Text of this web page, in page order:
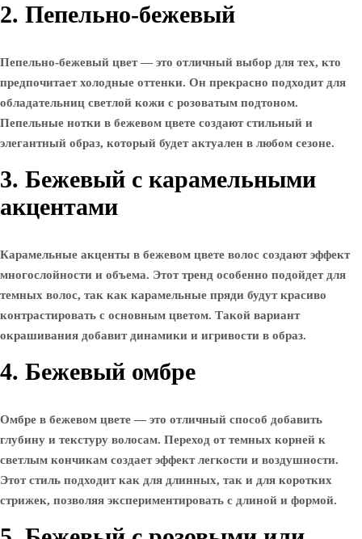
2. Пепельно-бежевый
Пепельно-бежевый цвет — это отличный выбор для тех, кто
предпочитает холодные оттенки. Он прекрасно подходит для
обладательниц светлой кожи с розоватым подтоном.
Пепельные нотки в бежевом цвете создают стильный и
элегантный образ, который будет актуален в любом сезоне.
3. Бежевый с карамельными
акцентами
Карамельные акценты в бежевом цвете волос создают эффект
многослойности и объема. Этот тренд особенно подойдет для
темных волос, так как карамельные пряди будут красиво
контрастировать с основным цветом. Такой вариант
окрашивания добавит динамики и игривости в образ.
4. Бежевый омбре
Омбре в бежевом цвете — это отличный способ добавить
глубину и текстуру волосам. Переход от темных корней к
светлым кончикам создает эффект легкости и воздушности.
Этот стиль подходит как для длинных, так и для коротких
стрижек, позволяя экспериментировать с длиной и формой.